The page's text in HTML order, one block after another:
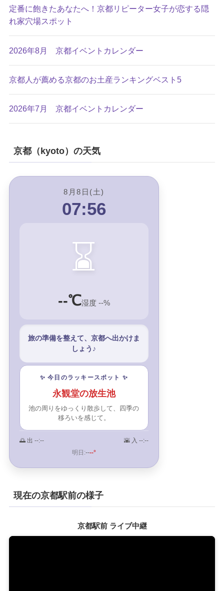
定番に飽きたあなたへ！京都リピーター女子が恋する隠
れ家穴場スポット
2026年8月 京都イベントカレンダー
京都人が薦める京都のお土産ランキングベスト5
2026年7月 京都イベントカレンダー
京都（kyoto）の天気
8月8日(土)
07:56
⌛
--℃湿度 --%
旅の準備を整えて、京都へ出かけま
しょう♪
✨ 今日のラッキースポット ✨
永観堂の放生池
池の周りをゆっくり散歩して、四季の
移ろいを感じて。
🌅 出 --:-- 🌇 入 --:--
明日:----°
現在の京都駅前の様子
京都駅前 ライブ中継